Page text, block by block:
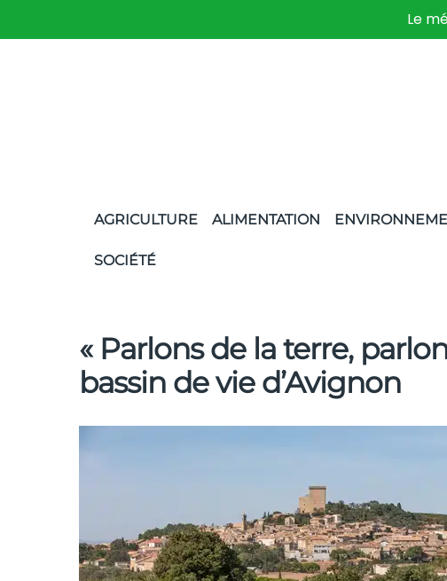
Le
AGRICULTURE ALIMENTATION
SOCIÉTÉ
« Parlons de la terre,
bassin de vie d’Avignon